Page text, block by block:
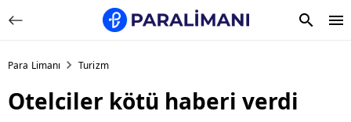
Para Limanı Turizm
Otelciler kötü haberi verdi